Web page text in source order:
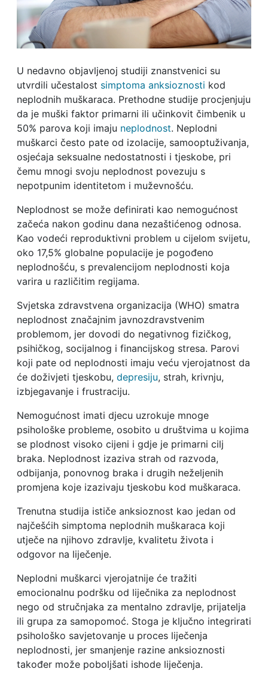
U nedavno objavljenoj studiji znanstvenici su
utvrdili učestalost simptoma anksioznosti kod
neplodnih muškaraca. Prethodne studije procjenjuju
da je muški faktor primarni ili učinkovit čimbenik u
50% parova koji imaju neplodnost. Neplodni
muškarci često pate od izolacije, samooptuživanja,
osjećaja seksualne nedostatnosti i tjeskobe, pri
čemu mnogi svoju neplodnost povezuju s
nepotpunim identitetom i muževnošću.
Neplodnost se može definirati kao nemogućnost
začeća nakon godinu dana nezaštićenog odnosa.
Kao vodeći reproduktivni problem u cijelom svijetu,
oko 17,5% globalne populacije je pogođeno
neplodnošću, s prevalencijom neplodnosti koja
varira u različitim regijama.
Svjetska zdravstvena organizacija (WHO) smatra
neplodnost značajnim javnozdravstvenim
problemom, jer dovodi do negativnog fizičkog,
psihičkog, socijalnog i financijskog stresa. Parovi
koji pate od neplodnosti imaju veću vjerojatnost da
će doživjeti tjeskobu, depresiju, strah, krivnju,
izbjegavanje i frustraciju.
Nemogućnost imati djecu uzrokuje mnoge
psihološke probleme, osobito u društvima u kojima
se plodnost visoko cijeni i gdje je primarni cilj
braka. Neplodnost izaziva strah od razvoda,
odbijanja, ponovnog braka i drugih neželjenih
promjena koje izazivaju tjeskobu kod muškaraca.
Trenutna studija ističe anksioznost kao jedan od
najčešćih simptoma neplodnih muškaraca koji
utječe na njihovo zdravlje, kvalitetu života i
odgovor na liječenje.
Neplodni muškarci vjerojatnije će tražiti
emocionalnu podršku od liječnika za neplodnost
nego od stručnjaka za mentalno zdravlje, prijatelja
ili grupa za samopomoć. Stoga je ključno integrirati
psihološko savjetovanje u proces liječenja
neplodnosti, jer smanjenje razine anksioznosti
također može poboljšati ishode liječenja.